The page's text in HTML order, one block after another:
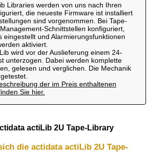
Libraries werden von uns nach Ihren
die neueste Firmware ist installiert
sind vorgenommen. Bei Tape-
Schnittstellen konfiguriert,
eingestellt und Alarmierungsfunktionen
aktiviert.
wird vor der Auslieferung einem 24-
unterzogen. Dabei werden komplette
gelesen und verglichen. Die Mechanik
der im Preis enthaltenen
Sie hier.
actiLib 2U Tape-Library
die actidata actiLib 2U Tape-